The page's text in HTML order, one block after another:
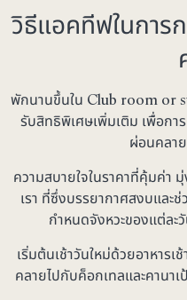
วิธีแอคทีฟในการ
พักนานขึ้นใน Club room or
รับสิทธิพิเศษเพิ่มเติม เพื่อการ
ผ่อนคลา
ความสบายใจในราคาที่คุ้มค่า
เรา ที่ซึ่งบรรยากาศสงบและช่
กำหนดจังหวะของแต่ล
เริ่มต้นเช้าวันใหม่ด้วยอาหาร
คลายไปกับค็อกเทลและคานา